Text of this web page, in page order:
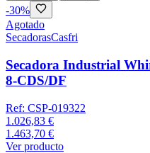
-30%
Agotado
SecadorasCasfri
Secadora Industrial
8-CDS/DF
Ref: CSP-019322
1.026,83 €
1.463,70 €
Ver producto